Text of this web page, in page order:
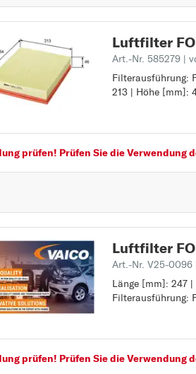
GRAND C-MAX
K
KA+
ORION
P
PUMA
R
RANGER
S
S-MAX
SCORPIO
Luftfilter
Art.-Nr. 585279 |
Filterausführung:
213 | Höhe [mm]:
Filterausführung:
Länge [mm]: 254
Gewicht [kg]:
prüfen! Prüfen Sie die Verwendung
Luftfilter
Art.-Nr. V25-0096
Länge [mm]: 247
Filterausführung:
Länge [mm]: 247
Höhe [mm]: 41
prüfen! Prüfen Sie die Verwendung